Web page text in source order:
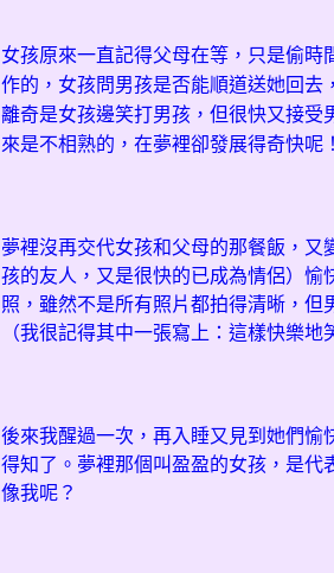
女孩原來一直記得父母在等，只是偷
作的，女孩問男孩是否能順道送她回去
離奇是女孩邊笑打男孩，但很快又接受
來是不相熟的，在夢裡卻發展得奇快呢
夢裡沒再交代女孩和父母的那餐飯，又
孩的友人，又是很快的已成為情侶）
照，雖然不是所有照片都拍得清晰，但
（我很記得其中一張寫上：這樣快樂地
後來我醒過一次，再入睡又見到她們
得知了。夢裡那個叫盈盈的女孩，是代
像我呢？